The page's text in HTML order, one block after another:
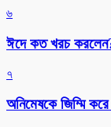
৬
ঈদে কত খরচ
৭
অনিমেষকে জিম্মি